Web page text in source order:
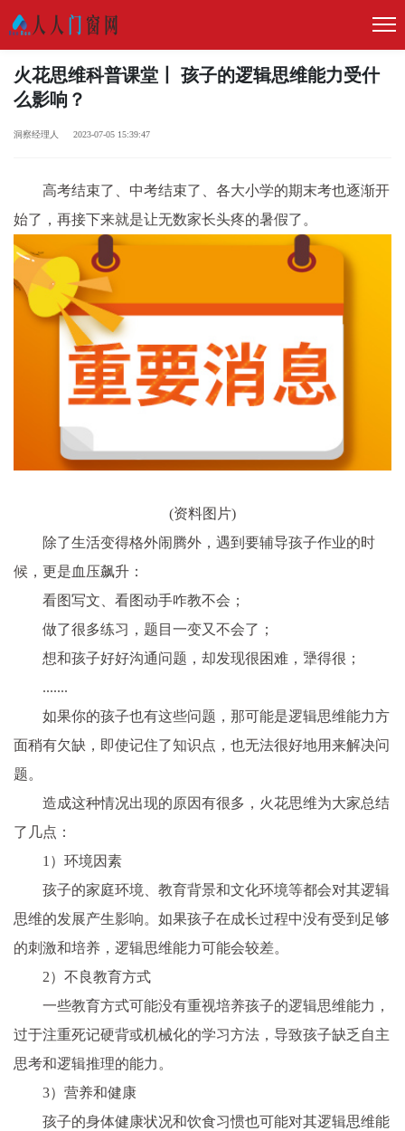
火花思维科普课堂丨 孩子的逻辑思维能力受什
么影响？
洞察经理人 2023-07-05 15:39:47
高考结束了、中考结束了、各大小学的期末考也逐渐开
始了，再接下来就是让无数家长头疼的暑假了。
(资料图片)
除了生活变得格外闹腾外，遇到要辅导孩子作业的时
候，更是血压飙升：
看图写文、看图动手咋教不会；
做了很多练习，题目一变又不会了；
想和孩子好好沟通问题，却发现很困难，犟得很；
.......
如果你的孩子也有这些问题，那可能是逻辑思维能力方
面稍有欠缺，即使记住了知识点，也无法很好地用来解决问
题。
造成这种情况出现的原因有很多，火花思维为大家总结
了几点：
1）环境因素
孩子的家庭环境、教育背景和文化环境等都会对其逻辑
思维的发展产生影响。如果孩子在成长过程中没有受到足够
的刺激和培养，逻辑思维能力可能会较差。
2）不良教育方式
一些教育方式可能没有重视培养孩子的逻辑思维能力，
过于注重死记硬背或机械化的学习方法，导致孩子缺乏自主
思考和逻辑推理的能力。
3）营养和健康
孩子的身体健康状况和饮食习惯也可能对其逻辑思维能